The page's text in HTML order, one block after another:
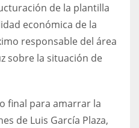
de la plantilla
económica de la
responsable del área
sobre la situación de
final para amarrar la
de Luis García Plaza,